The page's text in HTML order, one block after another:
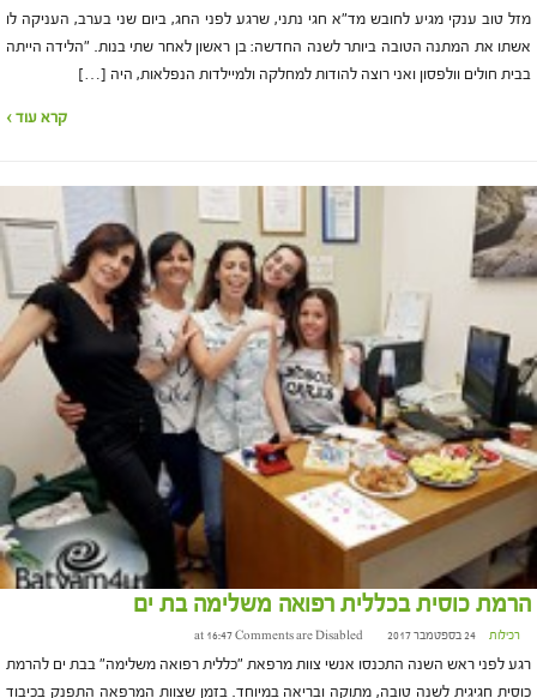
מזל טוב ענקי מגיע לחובש מד"א חגי נתני, שרגע לפני החג, ביום שני בערב, העניקה לו
אשתו את המתנה הטובה ביותר לשנה החדשה: בן ראשון לאחר שתי בנות. "הלידה הייתה
בבית חולים וולפסון ואני רוצה להודות למחלקה ולמיילדות הנפלאות, היה […]
קרא עוד ›
הרמת כוסית בכללית רפואה משלימה בת ים
רכילות 24 בספטמבר 2017 at 16:47 Comments are Disabled
רגע לפני ראש השנה התכנסו אנשי צוות מרפאת "כללית רפואה משלימה" בבת ים להרמת
כוסית חגיגית לשנה טובה, מתוקה ובריאה במיוחד. בזמן שצוות המרפאה התפנק בכיבוד